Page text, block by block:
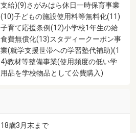
支給)(9)さがみはら休日一時保育事業
(10)子どもの施設使用料等無料化(11)
子育て応援条例(12)小学校1年生の給
食費無償化(13)スタディークーポン事
業(就学支援世帯への学習塾代補助)(1
4)教材等整備事業(使用頻度の低い学
用品を学校物品として公費購入)
18歳3月末まで